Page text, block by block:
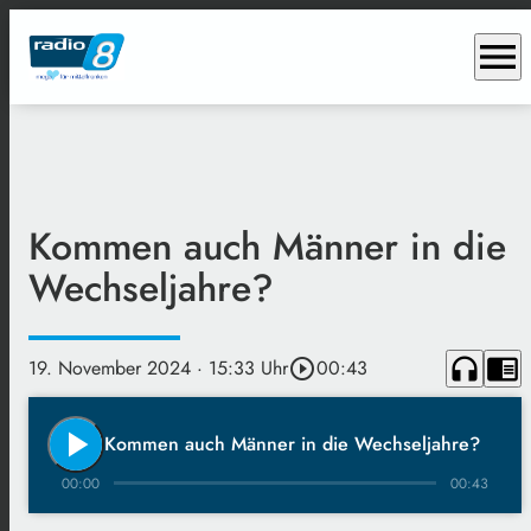
menu
Kommen auch Männer in die
Wechseljahre?
19. November 2024 · 15:33 Uhrplay_circle_outline00:43 headphones chrome_reader_mode
play_arrow Kommen auch Männer in die Wechseljahre?
00:00 00:43